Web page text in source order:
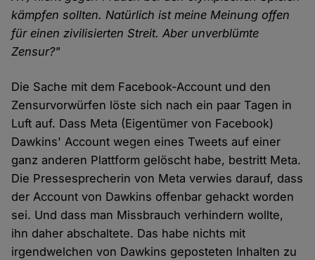
kämpfen sollten. Natürlich ist meine Meinung offen
für einen zivilisierten Streit. Aber unverblümte
Zensur?"
Die Sache mit dem Facebook-Account und den
Zensurvorwürfen löste sich nach ein paar Tagen in
Luft auf. Dass Meta (Eigentümer von Facebook)
Dawkins' Account wegen eines Tweets auf einer
ganz anderen Plattform gelöscht habe, bestritt Meta.
Die Pressesprecherin von Meta verwies darauf, dass
der Account von Dawkins offenbar gehackt worden
sei. Und dass man Missbrauch verhindern wollte,
ihn daher abschaltete. Das habe nichts mit
irgendwelchen von Dawkins geposteten Inhalten zu